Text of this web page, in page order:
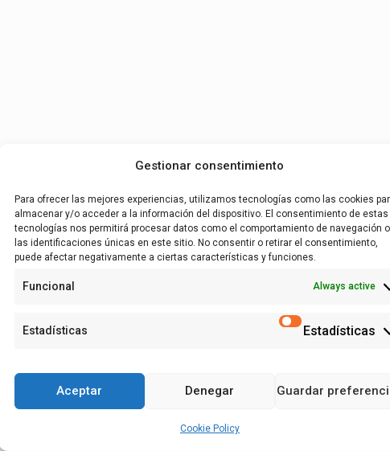
Gestionar consentimiento
Para ofrecer las mejores experiencias, utilizamos tecnologías como las cookies
almacenar y/o acceder a la información del dispositivo. El consentimiento de estas
tecnologías nos permitirá procesar datos como el comportamiento de navegación o
las identificaciones únicas en este sitio. No consentir o retirar el consentimiento,
puede afectar negativamente a ciertas características y funciones.
Funcional Always active
Estadísticas Estadísticas
Aceptar Denegar Guardar
Cookie Policy